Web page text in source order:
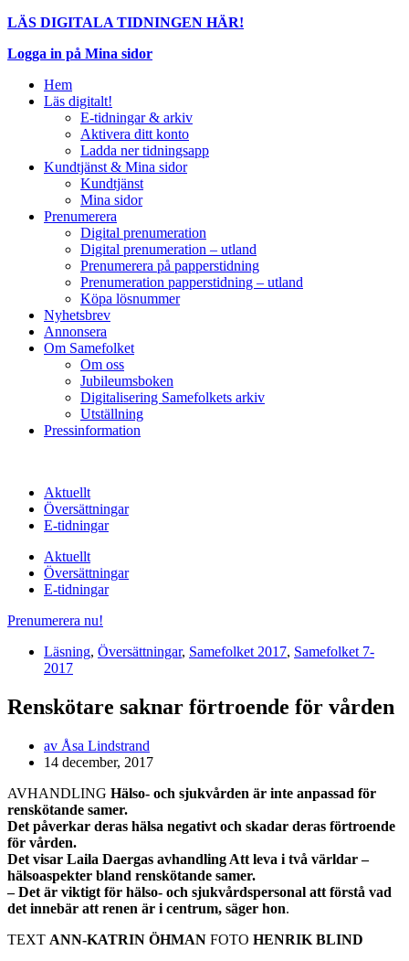
LÄS DIGITALA TIDNINGEN HÄR!
Logga in på Mina sidor
Hem
Läs digitalt!
E-tidningar & arkiv
Aktivera ditt konto
Ladda ner tidningsapp
Kundtjänst & Mina sidor
Kundtjänst
Mina sidor
Prenumerera
Digital prenumeration
Digital prenumeration – utland
Prenumerera på papperstidning
Prenumeration papperstidning – utland
Köpa lösnummer
Nyhetsbrev
Annonsera
Om Samefolket
Om oss
Jubileumsboken
Digitalisering Samefolkets arkiv
Utställning
Pressinformation
Aktuellt
Översättningar
E-tidningar
Aktuellt
Översättningar
E-tidningar
Prenumerera nu!
Läsning, Översättningar, Samefolket 2017, Samefolket 7-
2017
Renskötare saknar förtroende för vården
av Åsa Lindstrand
14 december, 2017
AVHANDLING Hälso- och sjukvården är inte anpassad för
renskötande samer.
Det påverkar deras hälsa negativt och skadar deras förtroende
för vården.
Det visar Laila Daergas avhandling Att leva i två världar –
hälsoaspekter bland renskötande samer.
– Det är viktigt för hälso- och sjukvårdspersonal att förstå vad
det innebär att renen är i centrum, säger hon.
TEXT ANN-KATRIN ÖHMAN FOTO HENRIK BLIND